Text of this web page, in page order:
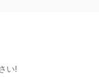
い!